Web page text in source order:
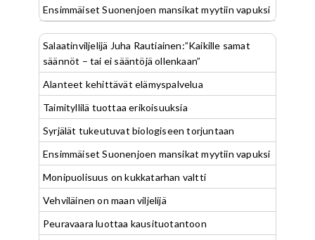
Ensimmäiset Suonenjoen mansikat myytiin vapuksi
Salaatinviljelijä Juha Rautiainen:”Kaikille samat
säännöt – tai ei sääntöjä ollenkaan”
Alanteet kehittävät elämyspalvelua
Taimityllilä tuottaa erikoisuuksia
Syrjälät tukeutuvat biologiseen torjuntaan
Ensimmäiset Suonenjoen mansikat myytiin vapuksi
Monipuolisuus on kukkatarhan valtti
Vehviläinen on maan viljelijä
Peuravaara luottaa kausituotantoon